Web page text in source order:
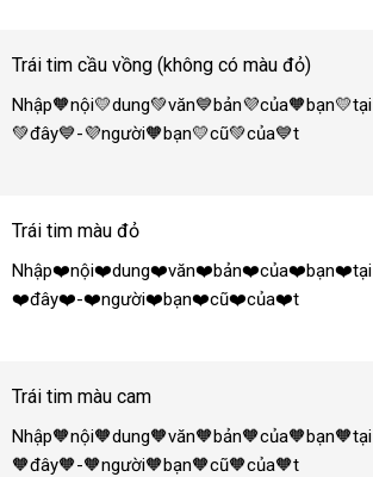
Trái tim cầu vồng (không có màu đỏ)
Nhập🧡nội💛dung💚văn💙bản💜của🧡bạn💛tại
💚đây💙-💜người🧡bạn💛cũ💚của💙tôi!
Trái tim màu đỏ
Nhập❤️nội❤️dung❤️văn❤️bản❤️của❤️bạn❤️tại
❤️đây❤️-❤️người❤️bạn❤️cũ❤️của❤️tôi!
Trái tim màu cam
Nhập🧡nội🧡dung🧡văn🧡bản🧡của🧡bạn🧡tại
🧡đây🧡-🧡người🧡bạn🧡cũ🧡của🧡tôi!